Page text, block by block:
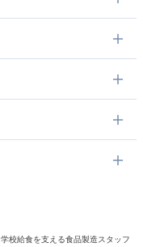
学校給食を支える食品製造スタッフ